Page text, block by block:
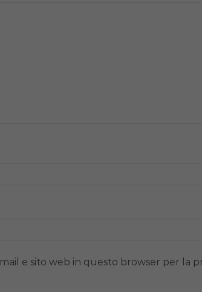
e sito web in questo browser per la